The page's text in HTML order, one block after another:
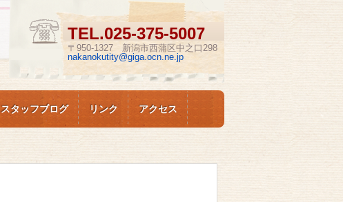
TEL.025-375-5007
〒950-1327 新潟市西蒲区中之口298
nakanokutity@giga.ocn.ne.jp
スタッフブログ リンク アクセス